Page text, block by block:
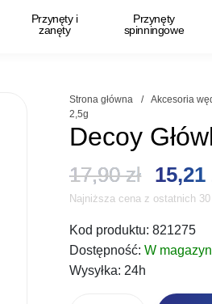
Przynęty i
zanęty
Przynęty
spinningowe
Strona główna / Akcesoria
2,5g
Decoy
17,90zł
cena
15,21
Najniższa cena z ostatnich 30
Kod produktu:821275
Dostępność:W
Wysyłka:24h